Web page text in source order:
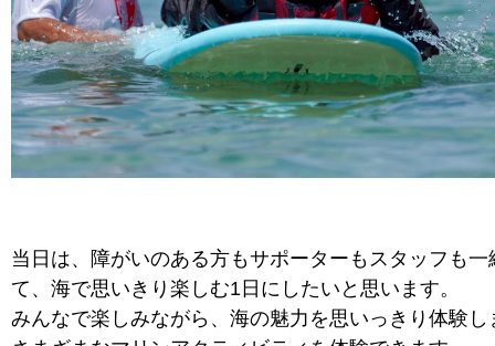
当日は、障がいのある方もサポーターもスタッフも一
て、海で思いきり楽しむ1日にしたいと思います。
みんなで楽しみながら、海の魅力を思いっきり体験し